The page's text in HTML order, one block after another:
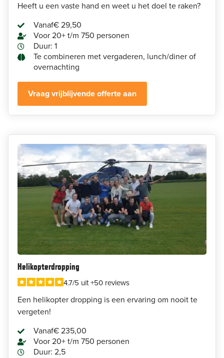
Heeft u een vaste hand en weet u het doel te raken?
Vanaf€ 29,50
Voor 20+ t/m 750 personen
Duur: 1
Te combineren met vergaderen, lunch/diner of
overnachting
Vraag vrijblijvende offerte aan
Helikopterdropping
4.7/5 uit +50 reviews
Een helikopter dropping is een ervaring om nooit te
vergeten!
Vanaf€ 235,00
Voor 20+ t/m 750 personen
Duur: 2,5